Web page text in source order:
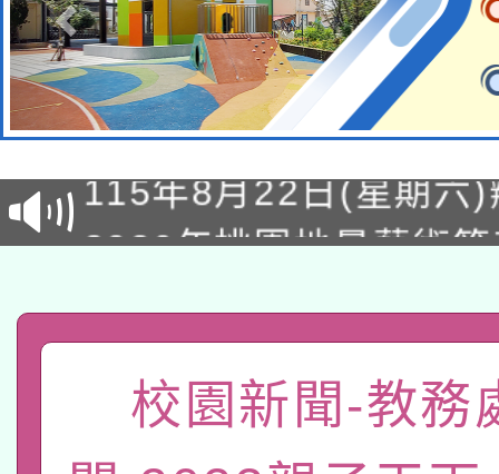
轉知經濟部水利署委託
業技術研究院辦理「
用水績優單位及節水達
動」
115年8月22日(星期六
桃園市孔廟祈福系列
2026年桃園地景藝術
關事宜
轉知教育部國民及學前
國立臺灣師範大學辦
年度健康促進學校輔導
函轉國家教育研究院
原住民族教育政策研討
轉知教育部國民及學前
校園新聞-教務